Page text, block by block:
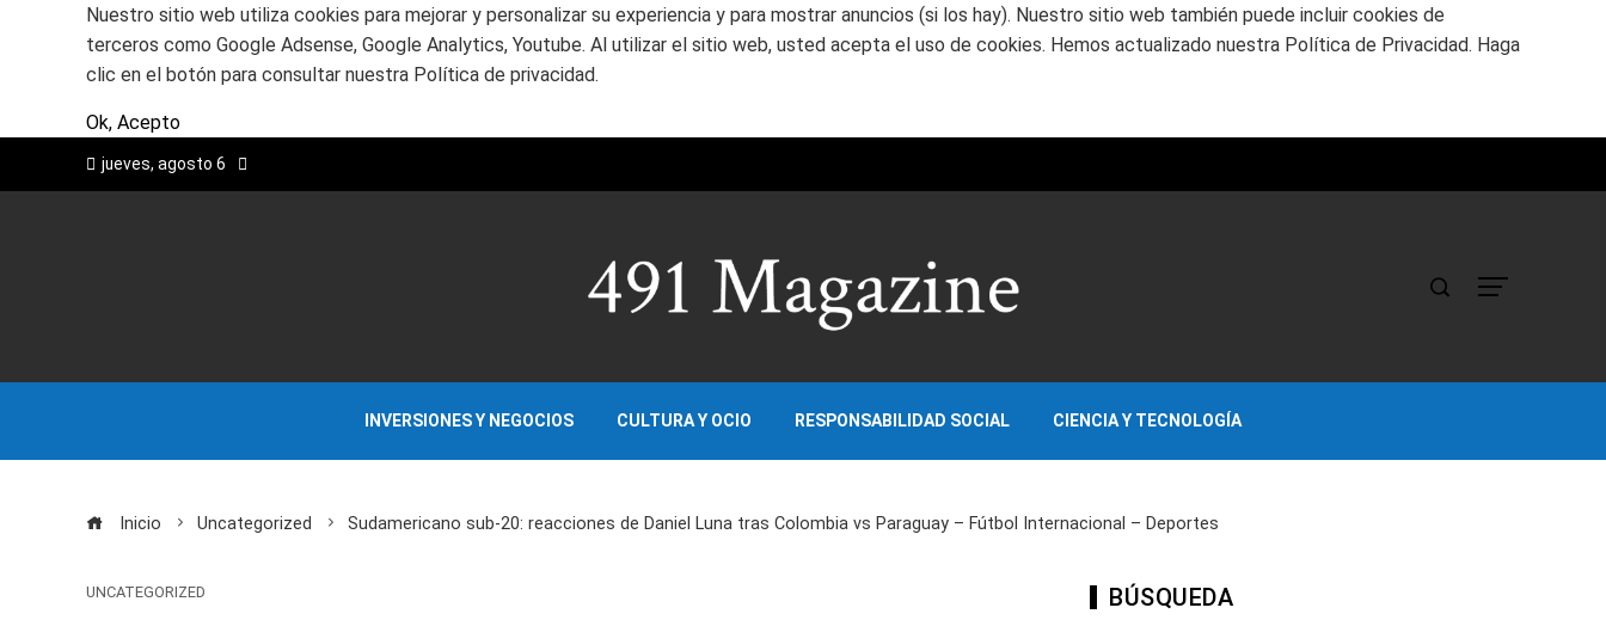
Nuestro sitio web utiliza cookies para mejorar y personalizar su experiencia y para mostrar anuncios (si los hay). Nuestro sitio web también puede incluir cookies de
terceros como Google Adsense, Google Analytics, Youtube. Al utilizar el sitio web, usted acepta el uso de cookies. Hemos actualizado nuestra Política de Privacidad. Haga
clic en el botón para consultar nuestra Política de privacidad.
Ok, Acepto
jueves, agosto 6
INVERSIONES Y NEGOCIOS CULTURA Y OCIO RESPONSABILIDAD SOCIAL CIENCIA Y TECNOLOGÍA
Inicio Uncategorized Sudamericano sub-20: reacciones de Daniel Luna tras Colombia vs Paraguay – Fútbol Internacional – Deportes
UNCATEGORIZED BÚSQUEDA